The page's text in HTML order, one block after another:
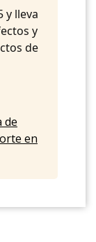
y lleva
y
de
de
en